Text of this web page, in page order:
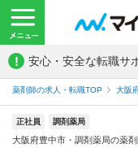
! 安心・安全な転職サ
薬剤師の求人・転職TOP 大阪
正社員 調剤薬局
大阪府豊中市・調剤薬局の薬剤